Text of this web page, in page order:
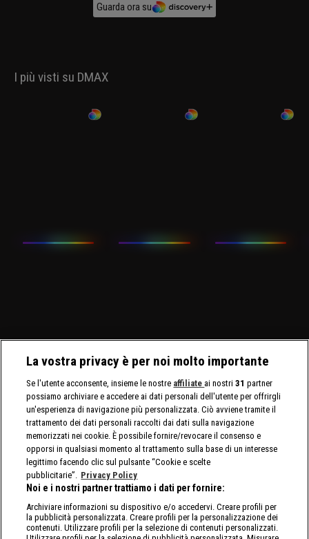
Guarda ora su
I più visti su DMAX
La vostra privacy è per noi molto importante
Se l'utente acconsente, insieme le nostre affiliate ai nostri31 partner
possiamo archiviare e accedere ai dati personali dell'utente per offrirgli
un'esperienza di navigazione più personalizzata. Ciò avviene tramite il
trattamento dei dati personali raccolti dai dati sulla navigazione
memorizzati nei cookie. È possibile fornire/revocare il consenso e
opporsi in qualsiasi momento al trattamento sulla base di un interesse
legittimo facendo clic sul pulsante “Cookie e scelte
pubblicitarie”. Privacy Policy
Noi e i nostri partner trattiamo i dati per fornire:
Archiviare informazioni su dispositivo e/o accedervi. Creare profili per
la pubblicità personalizzata. Creare profili per la personalizzazione dei
contenuti. Utilizzare profili per la selezione di contenuti personalizzati.